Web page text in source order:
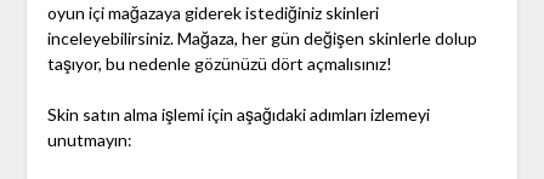
oyun içi mağazaya giderek istediğiniz skinleri
inceleyebilirsiniz. Mağaza, her gün değişen skinlerle dolup
taşıyor, bu nedenle gözünüzü dört açmalısınız!
Skin satın alma işlemi için aşağıdaki adımları izlemeyi
unutmayın: